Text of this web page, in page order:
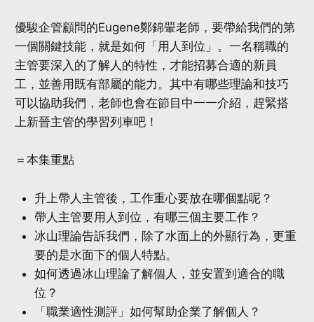
優駿企管顧問的Eugene鄭錦翬老師，要帶給我們的第
一個關鍵技能，就是如何「用人到位」。一名稱職的
主管要深入的了解人的特性，才能招募合適的新員
工，並善用既有部屬的能力。其中有哪些理論和技巧
可以協助我們，老師也會在節目中一一介紹，趕緊搭
上新晉主管的學習列車吧！
＝本集重點
升上帶人主管後，工作重心要放在哪個點呢？
帶人主管要用人到位，有哪三個主要工作？
冰山理論告訴我們，除了水面上的外顯行為，更重
要的是水面下的個人特點。
如何透過冰山理論了解個人，並安置到適合的職
位？
「職業適性測評」如何幫助企業了解個人？